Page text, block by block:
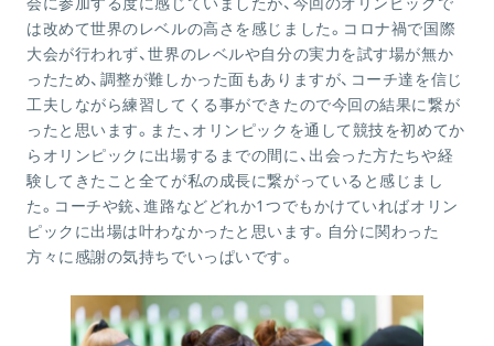
は改めて世界のレベルの高さを感じました。コロナ禍で国際
大会が行われず、世界のレベルや自分の実力を試す場が無か
ったため、調整が難しかった面もありますが、コーチ達を信じ
工夫しながら練習してくる事ができたので今回の結果に繋が
ったと思います。また、オリンピックを通して競技を初めてか
らオリンピックに出場するまでの間に、出会った方たちや経
験してきたこと全てが私の成長に繋がっていると感じまし
た。コーチや銃、進路などどれか1 つでもかけていればオリン
ピックに出場は叶わなかったと思います。自分に関わった
方々に感謝の気持ちでいっぱいです。